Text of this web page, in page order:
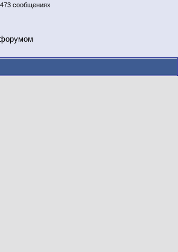
сообщениях